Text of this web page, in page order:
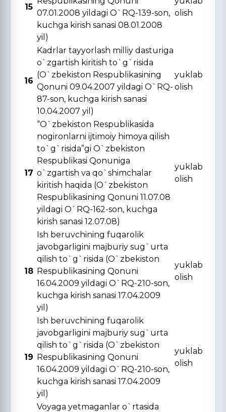
15
07.01.2008 yildagi O`RQ-139-son,
kuchga kirish sanasi 08.01.2008
yil)
olish
16
Kadrlar tayyorlash milliy dasturiga
o`zgartish kiritish to`g`risida
(O`zbekiston Respublikasining
Qonuni 09.04.2007 yildagi O`RQ-
87-son, kuchga kirish sanasi
10.04.2007 yil)
yuklab
olish
17
“O`zbekiston Respublikasida
nogironlarni ijtimoiy himoya qilish
to`g`risida”gi O`zbekiston
Respublikasi Qonuniga
o`zgartish va qo`shimchalar
kiritish haqida (O`zbekiston
Respublikasining Qonuni 11.07.08
yildagi O`RQ-162-son, kuchga
kirish sanasi 12.07.08)
yuklab
olish
18
Ish beruvchining fuqarolik
javobgarligini majburiy sug`urta
qilish to`g`risida (O`zbekiston
Respublikasining Qonuni
16.04.2009 yildagi O`RQ-210-son,
kuchga kirish sanasi 17.04.2009
yil)
yuklab
olish
19
Ish beruvchining fuqarolik
javobgarligini majburiy sug`urta
qilish to`g`risida (O`zbekiston
Respublikasining Qonuni
16.04.2009 yildagi O`RQ-210-son,
kuchga kirish sanasi 17.04.2009
yil)
yuklab
olish
Voyaga yetmaganlar o`rtasida